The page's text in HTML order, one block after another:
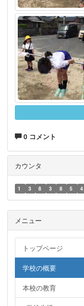
0 コメント
カウンタ
1 3 8 3 8 5 4
メニュー
トップページ
学校の概要
本校の教育